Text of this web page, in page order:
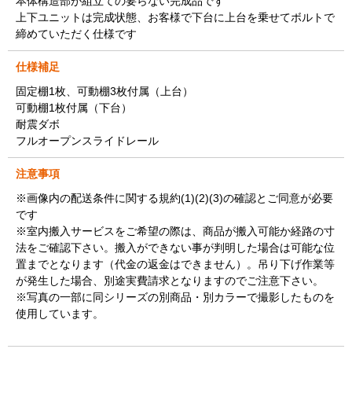
上下ユニットは完成状態、お客様で下台に上台を乗せてボルトで
締めていただく仕様です
仕様補足
固定棚1枚、可動棚3枚付属（上台）
可動棚1枚付属（下台）
耐震ダボ
フルオープンスライドレール
注意事項
※画像内の配送条件に関する規約(1)(2)(3)の確認とご同意が必要
です
※室内搬入サービスをご希望の際は、商品が搬入可能か経路の寸
法をご確認下さい。搬入ができない事が判明した場合は可能な位
置までとなります（代金の返金はできません）。吊り下げ作業等
が発生した場合、別途実費請求となりますのでご注意下さい。
※写真の一部に同シリーズの別商品・別カラーで撮影したものを
使用しています。